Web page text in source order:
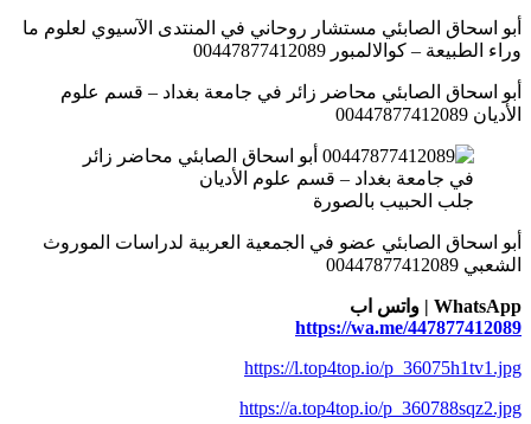
أبو اسحاق الصابئي مستشار روحاني في المنتدى الآسيوي لعلوم ما
وراء الطبيعة – كوالالمبور 00447877412089
أبو اسحاق الصابئي محاضر زائر في جامعة بغداد – قسم علوم
الأديان 00447877412089
جلب الحبيب بالصورة
أبو اسحاق الصابئي عضو في الجمعية العربية لدراسات الموروث
الشعبي 00447877412089
WhatsApp | واتس اب
https://wa.me/447877412089
https://l.top4top.io/p_36075h1tv1.jpg
https://a.top4top.io/p_360788sqz2.jpg